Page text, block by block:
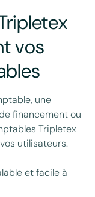
vos
une
financement ou
Tripletex
utilisateurs.
et facile à